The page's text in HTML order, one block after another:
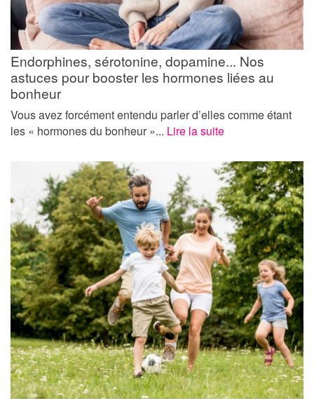
Endorphines, sérotonine, dopamine... Nos
astuces pour booster les hormones liées au
bonheur
Vous avez forcément entendu parler d’elles comme étant
les « hormones du bonheur »... Lire la suite